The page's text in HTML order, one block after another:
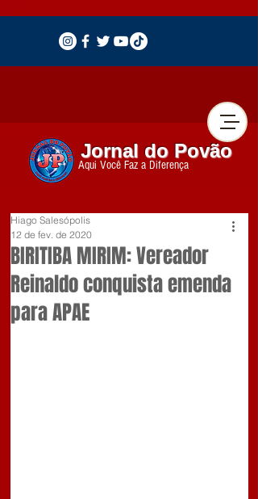
Jornal do Povão
Aqui Você Faz a Diferença
BIRITIBA MIRIM: Vereador
Reinaldo conquista emenda
para APAE
Hiago Salesópolis
12 de fev. de 2020